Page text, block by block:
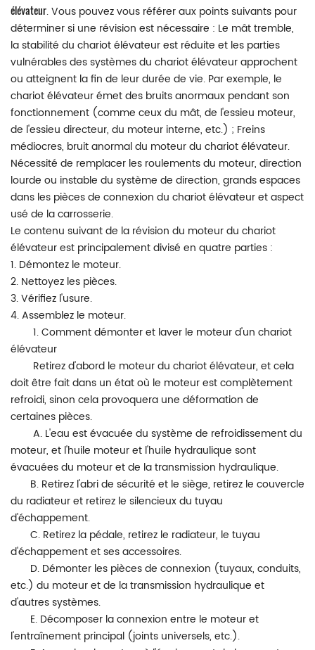
élévateur. Vous pouvez vous référer aux points suivants pour
déterminer si une révision est nécessaire : Le mât tremble,
la stabilité du chariot élévateur est réduite et les parties
vulnérables des systèmes du chariot élévateur approchent
ou atteignent la fin de leur durée de vie. Par exemple, le
chariot élévateur émet des bruits anormaux pendant son
fonctionnement (comme ceux du mât, de l'essieu moteur,
de l'essieu directeur, du moteur interne, etc.) ; Freins
médiocres, bruit anormal du moteur du chariot élévateur.
Nécessité de remplacer les roulements du moteur, direction
lourde ou instable du système de direction, grands espaces
dans les pièces de connexion du chariot élévateur et aspect
usé de la carrosserie.
Le contenu suivant de la révision du moteur du chariot
élévateur est principalement divisé en quatre parties :
1. Démontez le moteur.
2. Nettoyez les pièces.
3. Vérifiez l'usure.
4. Assemblez le moteur.
1. Comment démonter et laver le moteur d'un chariot
élévateur
Retirez d'abord le moteur du chariot élévateur, et cela
doit être fait dans un état où le moteur est complètement
refroidi, sinon cela provoquera une déformation de
certaines pièces.
A. L'eau est évacuée du système de refroidissement du
moteur, et l'huile moteur et l'huile hydraulique sont
évacuées du moteur et de la transmission hydraulique.
B. Retirez l'abri de sécurité et le siège, retirez le couvercle
du radiateur et retirez le silencieux du tuyau
d'échappement.
C. Retirez la pédale, retirez le radiateur, le tuyau
d'échappement et ses accessoires.
D. Démonter les pièces de connexion (tuyaux, conduits,
etc.) du moteur et de la transmission hydraulique et
d'autres systèmes.
E. Décomposer la connexion entre le moteur et
l'entraînement principal (joints universels, etc.).